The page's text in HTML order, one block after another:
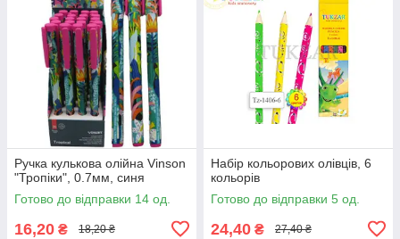
Ручка кулькова олійна Vinson
"Тропіки", 0.7мм, синя
Готово до відправки 14 од.
16,20 ₴ 18,20 ₴
Набір кольорових олівців, 6
кольорів
Готово до відправки 5 од.
24,40 ₴ 27,40 ₴